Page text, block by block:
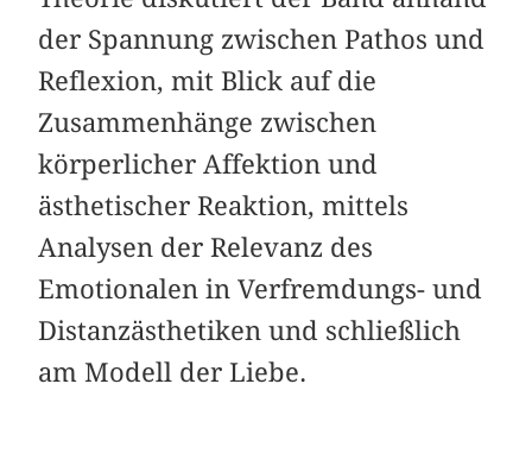
der Spannung zwischen Pathos und
Reflexion, mit Blick auf die
Zusammenhänge zwischen
körperlicher Affektion und
ästhetischer Reaktion, mittels
Analysen der Relevanz des
Emotionalen in Verfremdungs- und
Distanzästhetiken und schließlich
am Modell der Liebe.